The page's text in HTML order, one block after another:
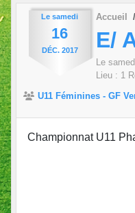
Le samedi
16
DÉC. 2017
Accueil
E/
Le
Lieu : 1
U11 Féminines - GF
Championnat U11